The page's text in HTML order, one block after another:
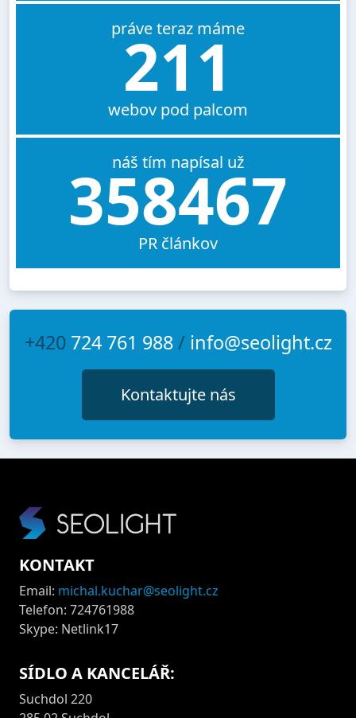
práve teraz máme
211
webov pod palcom
náš tím napísal už
358467
PR článkov
+420 724 761 988/ info@seolight.cz
Kontaktujte nás
KONTAKT
Email: michal.kuchar@seolight.cz
Telefon: 724761988
Skype: Netlink17
SÍDLO A KANCELÁŘ:
Suchdol 220